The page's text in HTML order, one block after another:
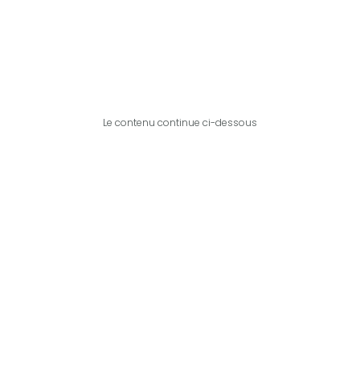
Le contenu continue ci-dessous